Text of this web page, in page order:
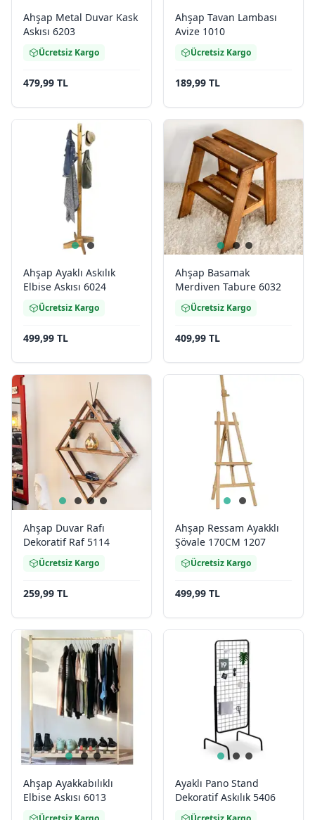
Ahşap Metal Duvar Kask
Askısı 6203
Ücretsiz Kargo
479,99 TL
Ahşap Tavan Lambası
Avize 1010
Ücretsiz Kargo
189,99 TL
Ahşap Ayaklı Askılık
Elbise Askısı 6024
Ücretsiz Kargo
499,99 TL
Ahşap Basamak
Merdiven Tabure 6032
Ücretsiz Kargo
409,99 TL
Ahşap Duvar Rafı
Dekoratif Raf 5114
Ücretsiz Kargo
259,99 TL
Ahşap Ressam Ayakklı
Şövale 170CM 1207
Ücretsiz Kargo
499,99 TL
Ahşap Ayakkabılıklı
Elbise Askısı 6013
Ayaklı Pano Stand
Dekoratif Askılık 5406